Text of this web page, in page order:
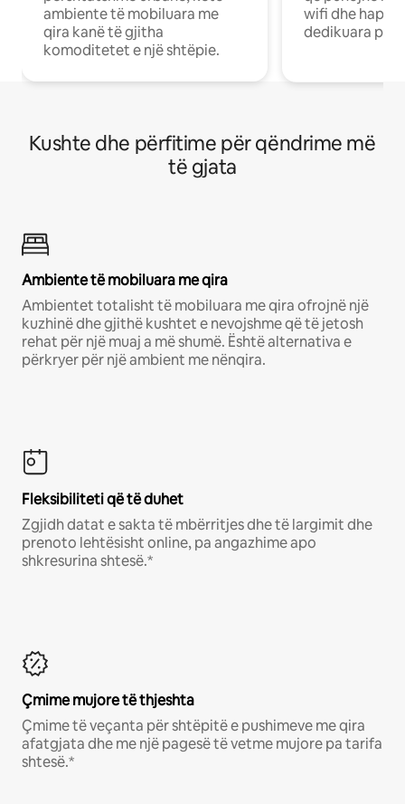
ambiente të mobiluara me
qira kanë të gjitha
komoditetet e një shtëpie.
wifi dhe
dedikuara
Kushte dhe përfitime për qëndrime më
të gjata
Ambiente të mobiluara me qira
Ambientet totalisht të mobiluara me qira ofrojnë një
kuzhinë dhe gjithë kushtet e nevojshme që të jetosh
rehat për një muaj a më shumë. Është alternativa e
përkryer për një ambient me nënqira.
Fleksibiliteti që të duhet
Zgjidh datat e sakta të mbërritjes dhe të largimit dhe
prenoto lehtësisht online, pa angazhime apo
shkresurina shtesë.*
Çmime mujore të thjeshta
Çmime të veçanta për shtëpitë e pushimeve me qira
afatgjata dhe me një pagesë të vetme mujore pa tarifa
shtesë.*